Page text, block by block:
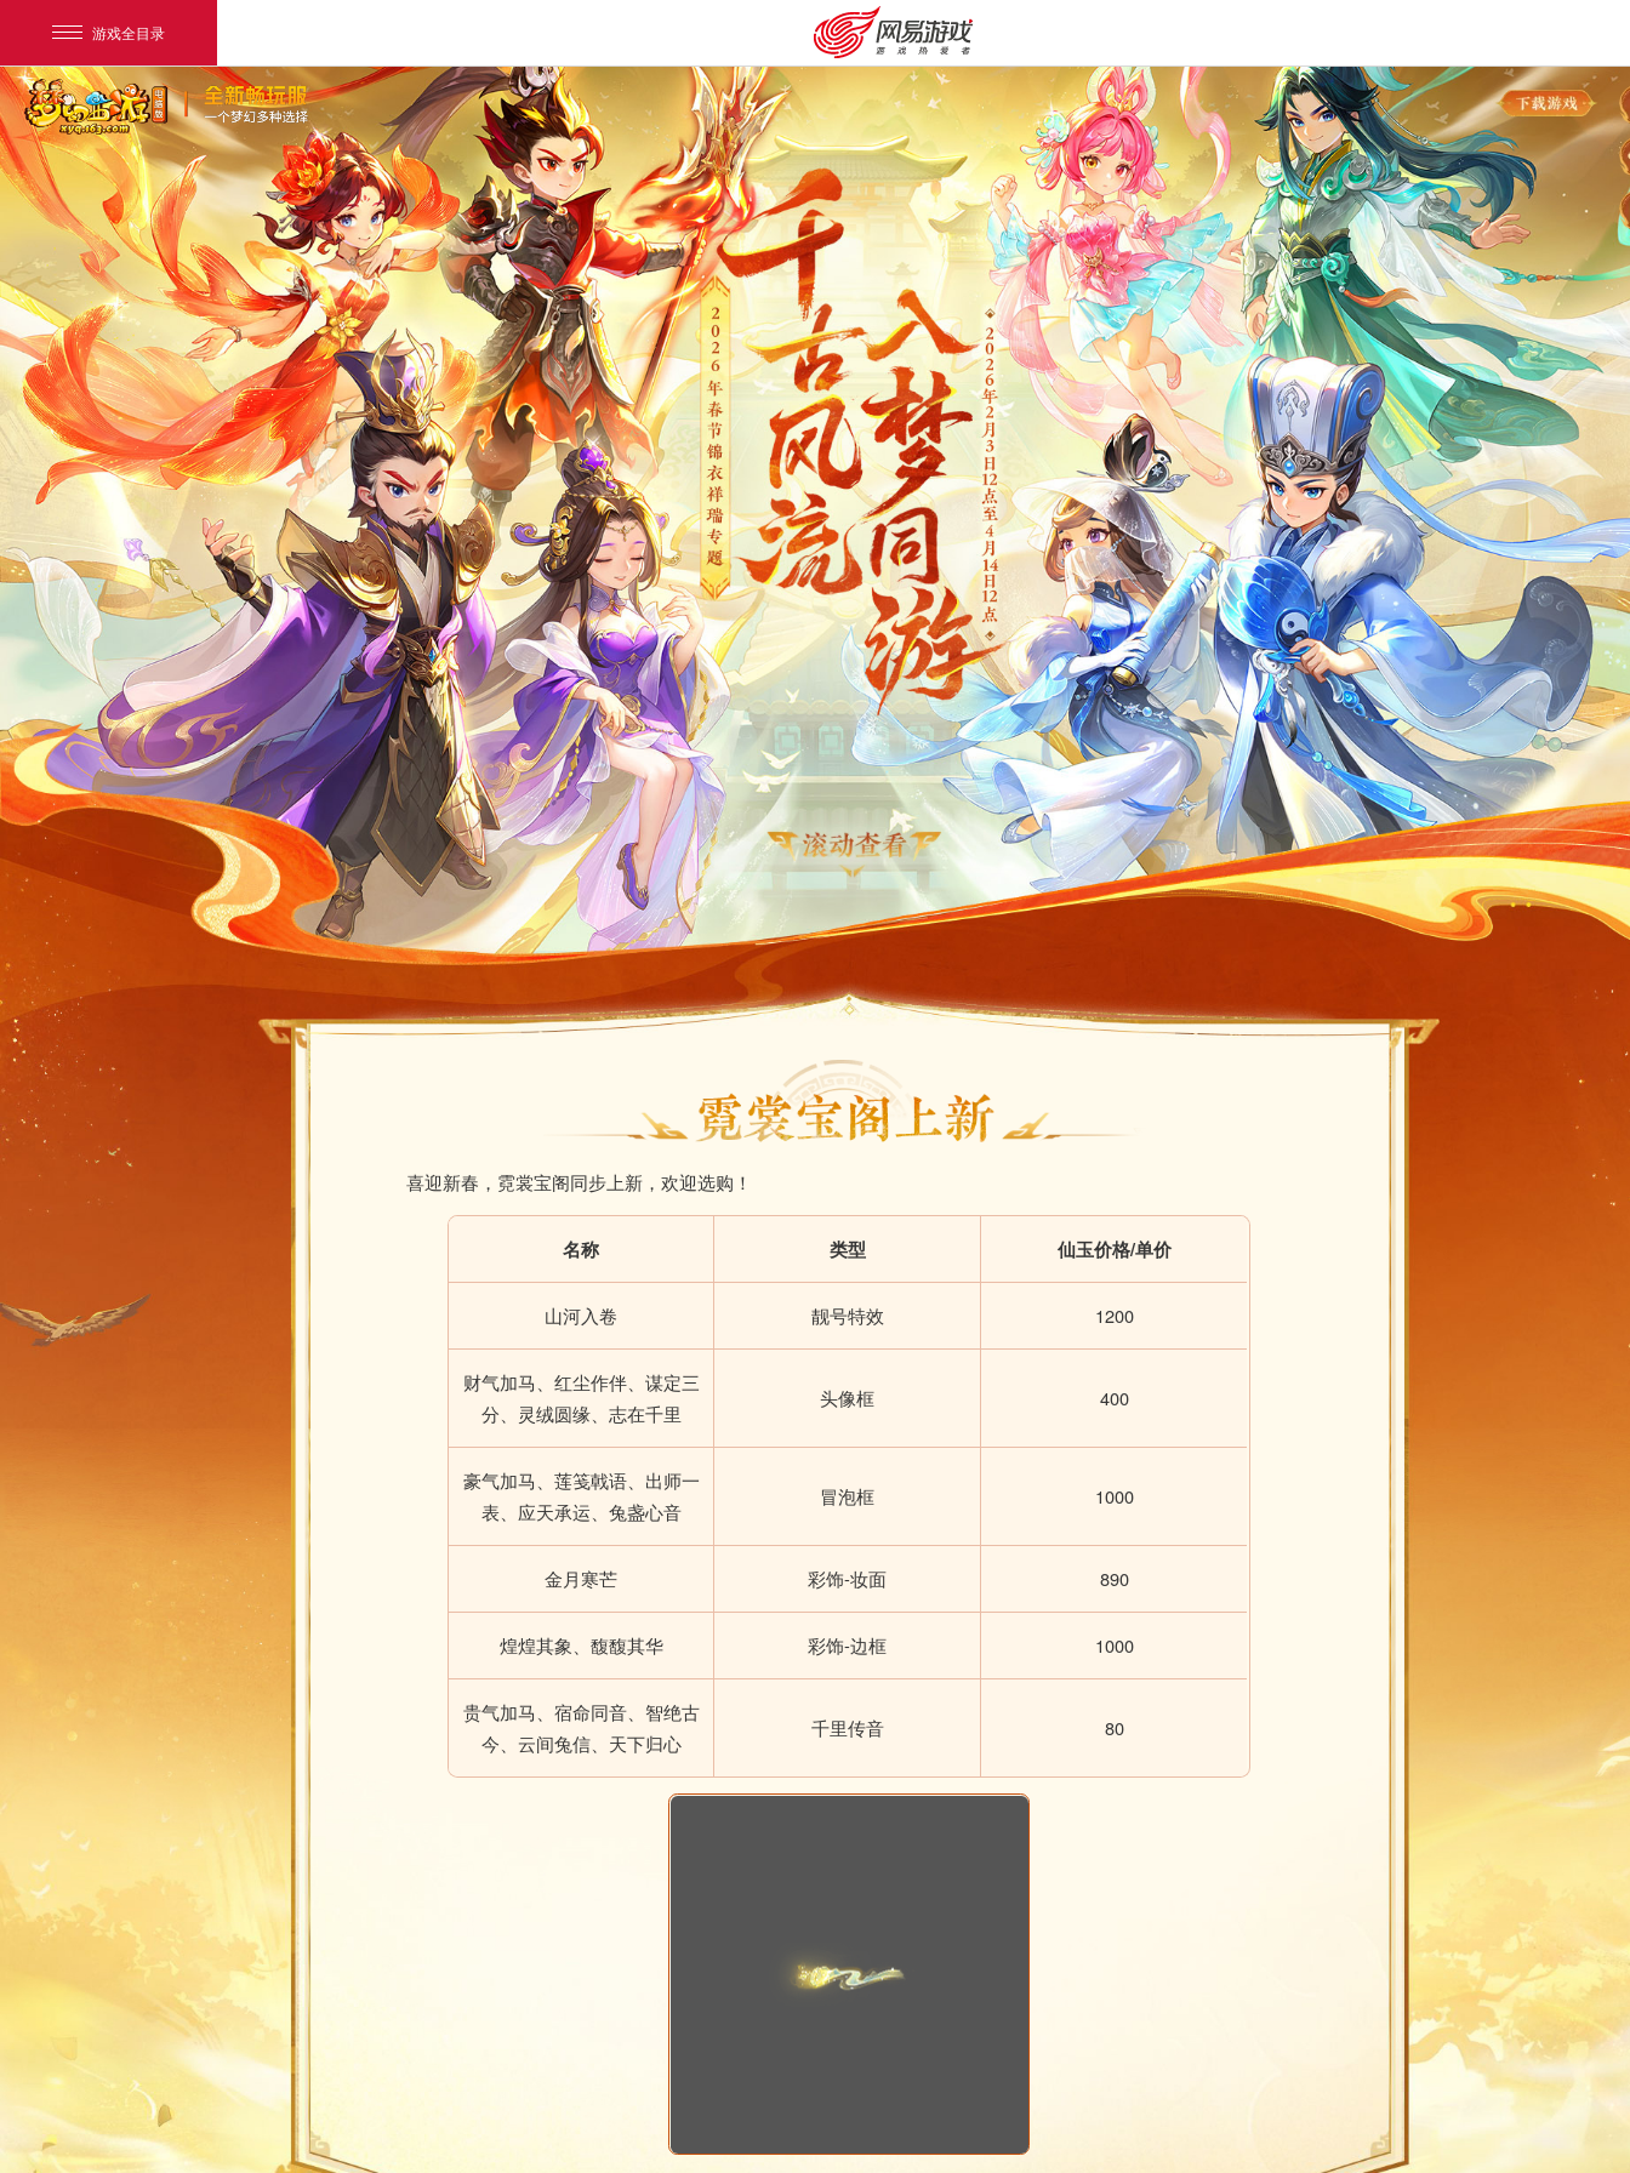
游戏全目录
网易游戏
游戏爱好者
我的足迹： 梦幻西游电脑版
购卡充值 客服中心
喜迎新春，霓裳宝阁同步上新，欢迎选购！
名称 类型 仙玉价格/单价
山河入卷 靓号特效 1200
财气加马、红尘作伴、谋定三
分、灵绒圆缘、志在千里
头像框 400
豪气加马、莲笺戟语、出师一
表、应天承运、兔盏心音
冒泡框 1000
金月寒芒 彩饰-妆面 890
煌煌其象、馥馥其华 彩饰-边框 1000
贵气加马、宿命同音、智绝古
今、云间兔信、天下归心
千里传音 80